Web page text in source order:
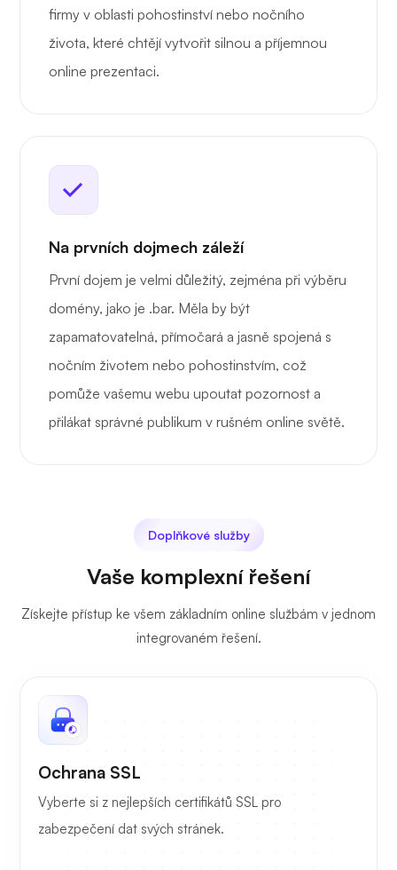
firmy v oblasti pohostinství nebo nočního
života, které chtějí vytvořit silnou a příjemnou
online prezentaci.
Na prvních dojmech záleží
První dojem je velmi důležitý, zejména při výběru
domény, jako je .bar. Měla by být
zapamatovatelná, přímočará a jasně spojená s
nočním životem nebo pohostinstvím, což
pomůže vašemu webu upoutat pozornost a
přilákat správné publikum v rušném online světě.
Doplňkové služby
Vaše komplexní řešení
Získejte přístup ke všem základním online službám v jednom
integrovaném řešení.
Ochrana SSL
Vyberte si z nejlepších certifikátů SSL pro
zabezpečení dat svých stránek.